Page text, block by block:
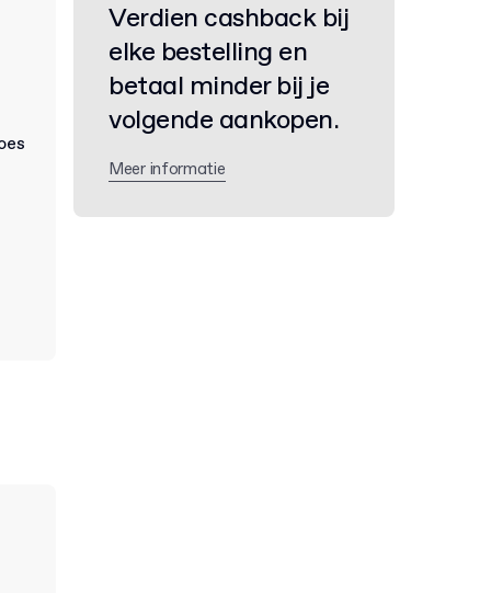
Verdien cashback bij
elke bestelling en
betaal minder bij je
volgende aankopen.
Meer informatie